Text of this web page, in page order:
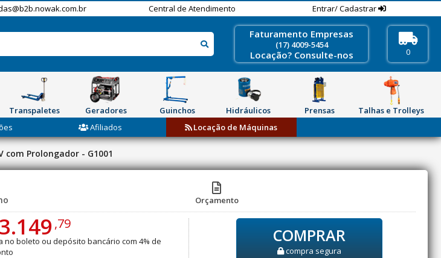
Central de Atendimento Entrar/ Cadastrar
Faturamento Empresas
(17) 4009-5454
Locação? Consulte-nos 0
Transpaletes Geradores Guinchos Hidráulicos Prensas
Talhas e Trolleys
Afiliados Locação de Máquinas
com Prolongador - G1001
Orçamento
3.149,79
no boleto ou depósito bancário com 4% de
COMPRAR
compra segura